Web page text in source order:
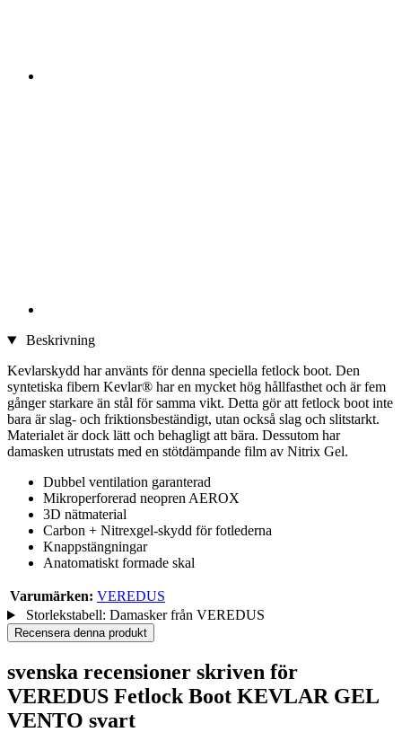
Beskrivning
Kevlarskydd har använts för denna speciella fetlock boot. Den
syntetiska fibern Kevlar® har en mycket hög hållfasthet och är fem
gånger starkare än stål för samma vikt. Detta gör att fetlock boot inte
bara är slag- och friktionsbeständigt, utan också slag och slitstarkt.
Materialet är dock lätt och behagligt att bära. Dessutom har
damasken utrustats med en stötdämpande film av Nitrix Gel.
Dubbel ventilation garanterad
Mikroperforerad neopren AEROX
3D nätmaterial
Carbon + Nitrexgel-skydd för fotlederna
Knappstängningar
Anatomatiskt formade skal
Varumärken: VEREDUS
Storlekstabell: Damasker från VEREDUS
Recensera denna produkt
svenska recensioner skriven för
VEREDUS Fetlock Boot KEVLAR GEL
VENTO svart